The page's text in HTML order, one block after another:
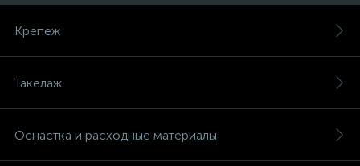
Крепеж
Такелаж
Оснастка и расходные материалы